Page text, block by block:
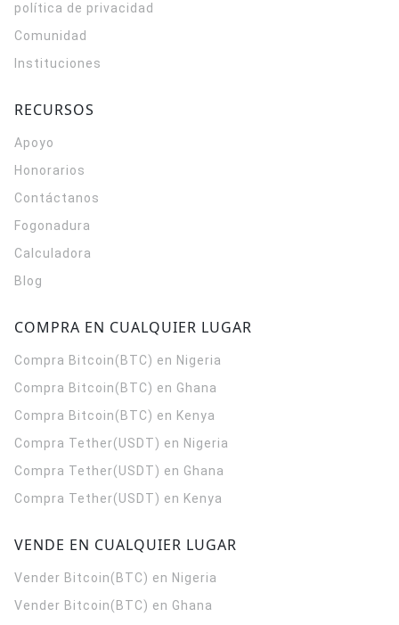
política de privacidad
Comunidad
Instituciones
RECURSOS
Apoyo
Honorarios
Contáctanos
Fogonadura
Calculadora
Blog
COMPRA EN CUALQUIER LUGAR
Compra Bitcoin(BTC) en Nigeria
Compra Bitcoin(BTC) en Ghana
Compra Bitcoin(BTC) en Kenya
Compra Tether(USDT) en Nigeria
Compra Tether(USDT) en Ghana
Compra Tether(USDT) en Kenya
VENDE EN CUALQUIER LUGAR
Vender Bitcoin(BTC) en Nigeria
Vender Bitcoin(BTC) en Ghana